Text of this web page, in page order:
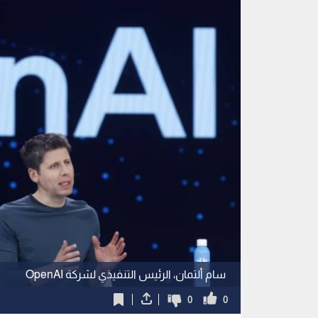
سام ألتمان، الرئيس التنفيذي لشركة OpenAI
0
0